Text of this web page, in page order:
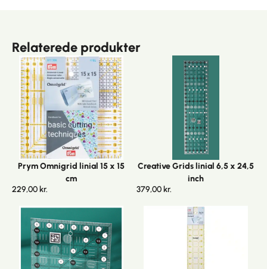
Relaterede produkter
Prym Omnigrid linial 15 x 15
cm
229,00 kr.
Creative Grids linial 6,5 x 24,5
inch
379,00 kr.